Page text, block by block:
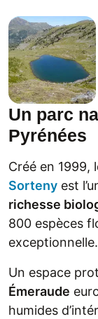
Un parc
Pyrénées
Créé en 1999,
Sorteny est
richesse
800 espèces
exceptionnelle.
Un espace
Émeraude
humides